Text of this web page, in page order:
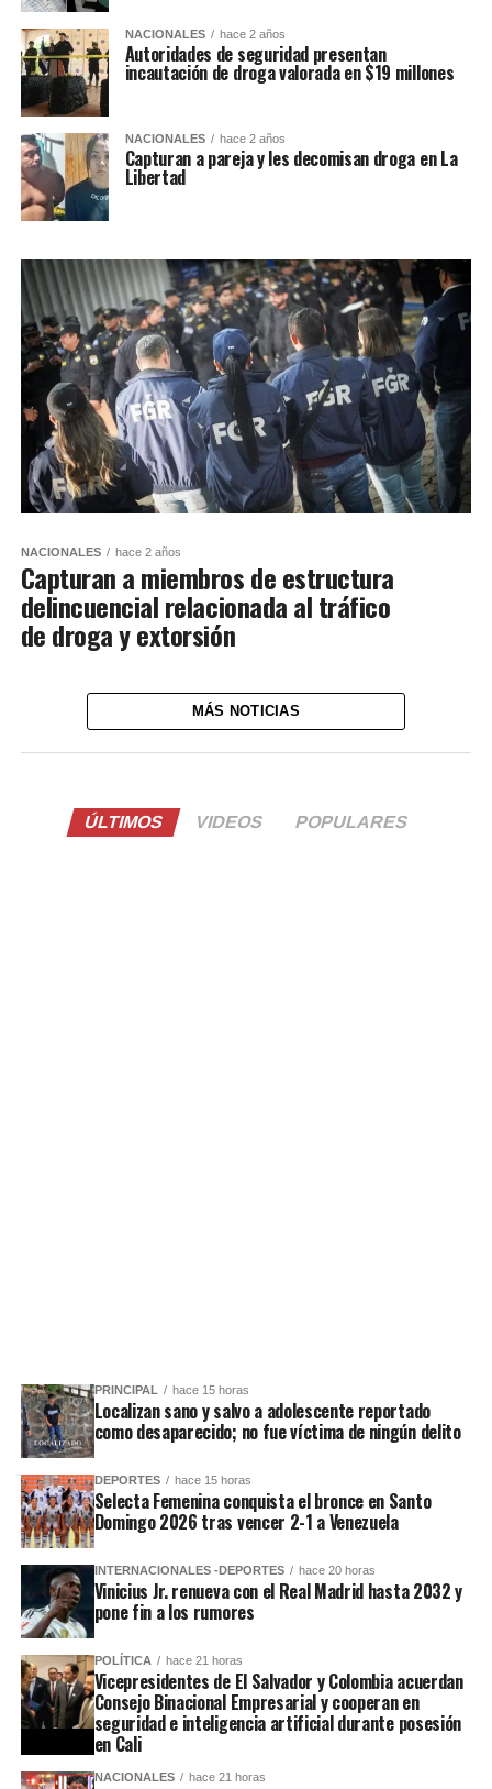
NACIONALES hace 2 años
Autoridades de seguridad presentan
incautación de droga valorada en $19 millones
NACIONALES hace 2 años
Capturan a pareja y les decomisan droga en La
Libertad
NACIONALES hace 2 años
Capturan a miembros de estructura
delincuencial relacionada al tráfico
de droga y extorsión
MÁS NOTICIAS
ÚLTIMOS VIDEOS POPULARES
PRINCIPAL hace 15 horas
Localizan sano y salvo a adolescente reportado
como desaparecido; no fue víctima de ningún delito
DEPORTES hace 15 horas
Selecta Femenina conquista el bronce en Santo
Domingo 2026 tras vencer 2-1 a Venezuela
INTERNACIONALES -DEPORTES hace 20 horas
Vinicius Jr. renueva con el Real Madrid hasta 2032 y
pone fin a los rumores
POLÍTICA hace 21 horas
Vicepresidentes de El Salvador y Colombia acuerdan
Consejo Binacional Empresarial y cooperan en
seguridad e inteligencia artificial durante posesión
en Cali
NACIONALES hace 21 horas